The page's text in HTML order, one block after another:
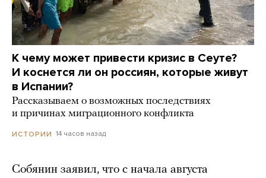
К чему может привести кризис в Сеуте?
И коснется ли он россиян, которые живут
в Испании?
Рассказываем о возможных последствиях
и причинах миграционного конфликта
ИСТОРИИ 14 часов назад
Собянин заявил, что с начала августа